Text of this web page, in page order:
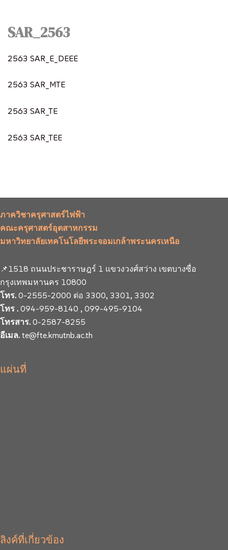
SAR_2563
2563 SAR_E_DEEE
2563 SAR_MTE
2563 SAR_TE
2563 SAR_TEE
ภาควิชาครุศาสตร์ไฟฟ้า
คณะครุศาสตร์อุตสาหกรรม
มหาวิทยาลัยเทคโนโลยีพระจอมเกล้าพระนครเหนือ
📌1518 ถนนประชาราษฎร์ 1 แขวงวงศ์สว่าง เขตบางซื่อ
กรุงเทพมหานคร 10800
โทร. 0-2555-2000 ต่อ 3300, 3301, 3302
โทร . 094-959-8140 , 099-495-9104
โทรสาร. 0-2587-8255
อีเมล. te@fte.kmutnb.ac.th
แผ่นที่
ลิงค์ที่เกี่ยวข้อง